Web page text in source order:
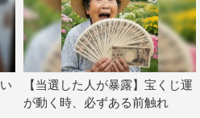
：@ULTRASTUPiD_BiS
【当選した人が暴露】宝くじ運
が動く時、必ずある前触れ